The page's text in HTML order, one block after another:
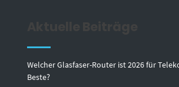
Welcher Glasfaser-Router ist 2026 für
Beste?